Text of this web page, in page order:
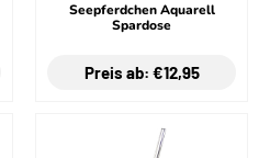
Seepferdchen Aquarell
Spardose
Preis ab: €12,95